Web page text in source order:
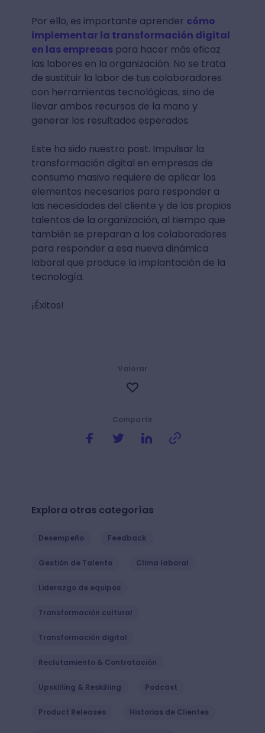
Por ello, es importante aprender cómo
implementar la transformación digital
en las empresaspara hacer más eficaz
las labores en la organización. No se trata
de sustituir la labor de tus colaboradores
con herramientas tecnológicas, sino de
llevar ambos recursos de la mano y
generar los resultados esperados.
Este ha sido nuestro post. Impulsar la
transformación digital en empresas de
consumo masivo requiere de aplicar los
elementos necesarios para responder a
las necesidades del cliente y de los propios
talentos de la organización, al tiempo que
también se preparan a los colaboradores
para responder a esa nueva dinámica
laboral que produce la implantación de la
tecnología.
¡Éxitos!
Compartir
Valorar
Explora otras categorías
Desempeño Feedback
Gestión de Talento Clima laboral
Liderazgo de equipos
Transformación cultural
Transformación digital
Reclutamiento & Contratación
Upskilling & Reskilling Podcast
Product Releases Historias de Clientes